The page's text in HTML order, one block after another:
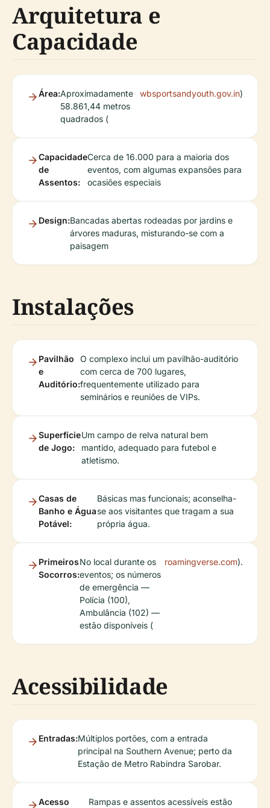
Arquitetura e
Capacidade
Área:Aproximadamente
58.861,44 metros
quadrados (
wbsportsandyouth.gov.in)
Capacidade
de
Assentos:
Cerca de 16.000 para a maioria dos
eventos, com algumas expansões para
ocasiões especiais
Design:Bancadas abertas rodeadas por jardins e
árvores maduras, misturando-se com a
paisagem
Instalações
Pavilhão
e
Auditório:
O complexo inclui um pavilhão-auditório
com cerca de 700 lugares,
frequentemente utilizado para
seminários e reuniões de VIPs.
Superfície
de Jogo:
Um campo de relva natural bem
mantido, adequado para futebol e
atletismo.
Casas de
Banho e Água
Potável:
Básicas mas funcionais; aconselha-
se aos visitantes que tragam a sua
própria água.
Primeiros
Socorros:
No local durante os
eventos; os números
de emergência —
Polícia (100),
Ambulância (102) —
estão disponíveis (
roamingverse.com).
Acessibilidade
Entradas:Múltiplos portões, com a entrada
principal na Southern Avenue; perto da
Estação de Metro Rabindra Sarobar.
Acesso
Rampas e assentos acessíveis estão